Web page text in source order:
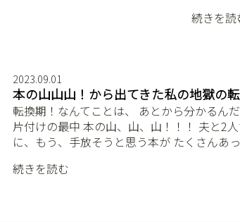
続きを読
2023.09.01
本の山山山！から出てきた私の地獄の
転換期！なんてことは、 あとから分かるん
片付けの最中 本の山、山、山！！！ 夫と2
に、もう、手放そうと思う本が たくさんあ
続きを読む